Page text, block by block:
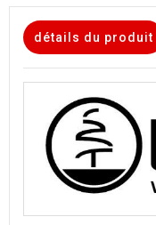
détails du produit